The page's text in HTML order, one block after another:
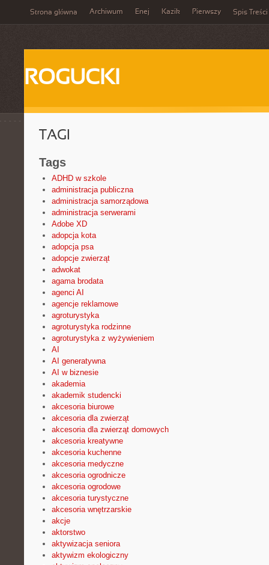
Strona główna Archiwum Enej Kazik Pierwszy Spis Treści
ROGUCKI
TAGI
Tags
ADHD w szkole
administracja publiczna
administracja samorządowa
administracja serwerami
Adobe XD
adopcja kota
adopcja psa
adopcje zwierząt
adwokat
agama brodata
agenci AI
agencje reklamowe
agroturystyka
agroturystyka rodzinne
agroturystyka z wyżywieniem
AI
AI generatywna
AI w biznesie
akademia
akademik studencki
akcesoria biurowe
akcesoria dla zwierząt
akcesoria dla zwierząt domowych
akcesoria kreatywne
akcesoria kuchenne
akcesoria medyczne
akcesoria ogrodnicze
akcesoria ogrodowe
akcesoria turystyczne
akcesoria wnętrzarskie
akcje
aktorstwo
aktywizacja seniora
aktywizm ekologiczny